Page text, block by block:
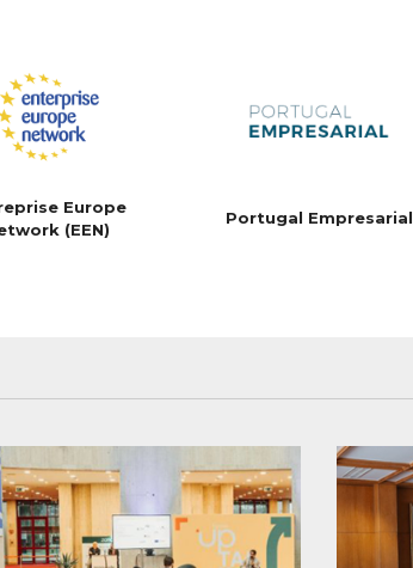
Europe
(EEN)
Portugal Empresarial